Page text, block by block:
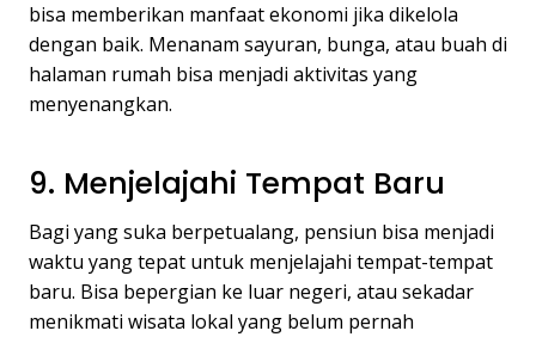
bisa memberikan manfaat ekonomi jika dikelola
dengan baik. Menanam sayuran, bunga, atau buah di
halaman rumah bisa menjadi aktivitas yang
menyenangkan.
9. Menjelajahi Tempat Baru
Bagi yang suka berpetualang, pensiun bisa menjadi
waktu yang tepat untuk menjelajahi tempat-tempat
baru. Bisa bepergian ke luar negeri, atau sekadar
menikmati wisata lokal yang belum pernah